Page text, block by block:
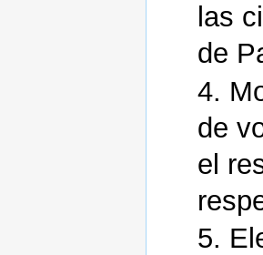
las
de
4.
de
el
5.